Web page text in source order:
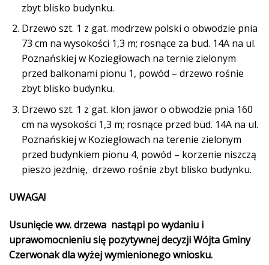
zbyt blisko budynku.
Drzewo szt. 1 z gat. modrzew polski o obwodzie pnia
73 cm na wysokości 1,3 m; rosnące za bud. 14A na ul.
Poznańskiej w Koziegłowach na ternie zielonym
przed balkonami pionu 1, powód – drzewo rośnie
zbyt blisko budynku.
Drzewo szt. 1 z gat. klon jawor o obwodzie pnia 160
cm na wysokości 1,3 m; rosnące przed bud. 14A na ul.
Poznańskiej w Koziegłowach na terenie zielonym
przed budynkiem pionu 4, powód – korzenie niszczą
pieszo jezdnię, drzewo rośnie zbyt blisko budynku.
UWAGA!
Usunięcie ww. drzewa nastąpi po wydaniu i
uprawomocnieniu się pozytywnej decyzji Wójta Gminy
Czerwonak dla wyżej wymienionego wniosku.